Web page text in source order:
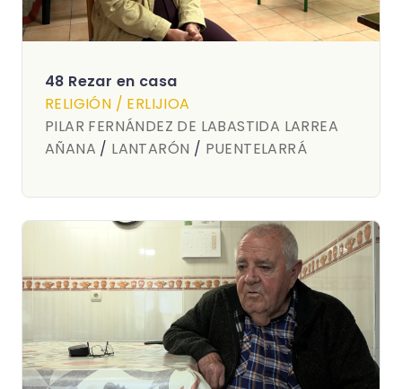
48 Rezar en casa
RELIGIÓN / ERLIJIOA
PILAR FERNÁNDEZ DE LABASTIDA LARREA
AÑANA / LANTARÓN / PUENTELARRÁ